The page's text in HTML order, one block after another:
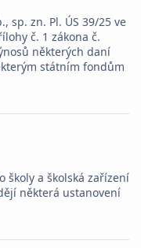
sp. zn. Pl. ÚS 39/25 ve
č. 1 zákona č.
některých daní
státním fondům
školy a školská zařízení
některá ustanovení